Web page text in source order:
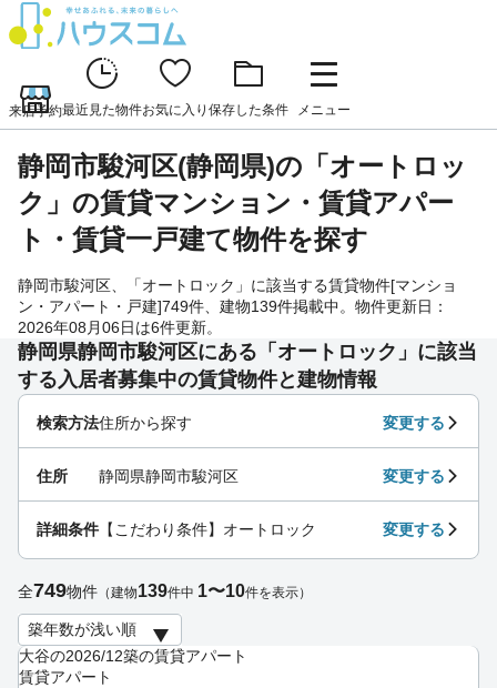
来店予約最近見た物件お気に入り 保存した条件 メニュー
静岡市駿河区(静岡県)の「オートロッ
ク」の賃貸マンション・賃貸アパー
ト・賃貸一戸建て物件を探す
静岡市駿河区、「オートロック」に該当する賃貸物件[マンショ
ン・アパート・戸建]749件、建物139件掲載中。物件更新日：
2026年08月06日は6件更新。
静岡県静岡市駿河区にある「オートロック」に該当
する入居者募集中の賃貸物件と建物情報
大谷の2026/12築の賃貸アパート
賃貸アパート
検索方法住所から探す 変更する
住所 静岡県静岡市駿河区 変更する
詳細条件 【こだわり条件】オートロック 変更する
全749物件 （建物139件中 1〜10件を表示）